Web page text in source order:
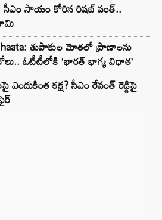
సీఎం సాయం కోరిన రిషబ్ పంత్..
తుపాకుల మోతలో ప్రాణాలను
ఓటీటీలోకి ‘భారత్ భాగ్య విధాత’
ఎందుకింత కక్ష? సీఎం రేవంత్ రెడ్డిపై